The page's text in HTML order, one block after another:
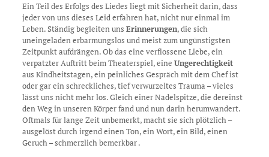
Ein Teil des Erfolgs des Liedes liegt mit Sicherheit darin, dass
jeder von uns dieses Leid erfahren hat, nicht nur einmal im
Leben. Ständig begleiten uns Erinnerungen, die sich
uneingeladen erbarmungslos und meist zum ungünstigsten
Zeitpunkt aufdrängen. Ob das eine verflossene Liebe, ein
verpatzter Auftritt beim Theaterspiel, eine Ungerechtigkeit
aus Kindheitstagen, ein peinliches Gespräch mit dem Chef ist
oder gar ein schreckliches, tief verwurzeltes Trauma – vieles
lässt uns nicht mehr los. Gleich einer Nadelspitze, die dereinst
den Weg in unseren Körper fand und nun darin herumwandert.
Oftmals für lange Zeit unbemerkt, macht sie sich plötzlich –
ausgelöst durch irgend einen Ton, ein Wort, ein Bild, einen
Geruch – schmerzlich bemerkbar .